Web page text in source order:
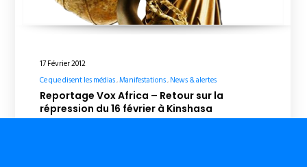
17 Février 2012
Ce que disent les médias Manifestations News & alertes
Reportage Vox Africa – Retour sur la
répression du 16 février à Kinshasa